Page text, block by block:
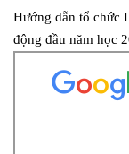
Hướng dẫn tổ chức
động đầu năm học